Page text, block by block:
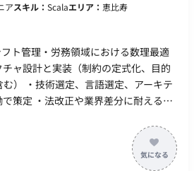
アスキル： Scalaエリア： 恵比寿
ト管理・労務領域における数理最適
ャ設計と実装（制約の定式化、目的
） ・技術選定、言語選定、アーキテ
策定 ・法改正や業界差分に耐えるド
分離、拡張しやすいコアの構築 ・既
イスにおける技術的意思決定 ※本ポ
設計と実装に専念いただく役割で